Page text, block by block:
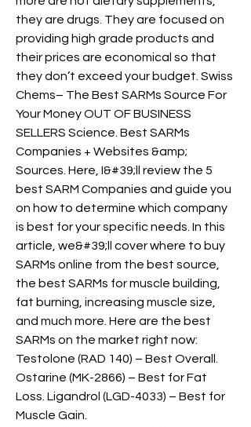
they are drugs. They are focused on
providing high grade products and
their prices are economical so that
they don’t exceed your budget. Swiss
Chems– The Best SARMs Source For
Your Money OUT OF BUSINESS
SELLERS Science. Best SARMs
Companies + Websites &amp;
Sources. Here, I&#39;ll review the 5
best SARM Companies and guide you
on how to determine which company
is best for your specific needs. In this
article, we&#39;ll cover where to buy
SARMs online from the best source,
the best SARMs for muscle building,
fat burning, increasing muscle size,
and much more. Here are the best
SARMs on the market right now:
Testolone (RAD 140) – Best Overall.
Ostarine (MK-2866) – Best for Fat
Loss. Ligandrol (LGD-4033) – Best for
Muscle Gain.